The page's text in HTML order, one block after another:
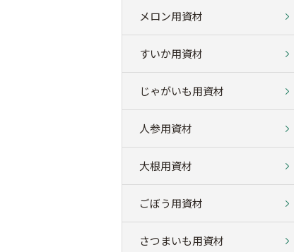
メロン用資材
すいか用資材
じゃがいも用資材
人参用資材
大根用資材
ごぼう用資材
さつまいも用資材